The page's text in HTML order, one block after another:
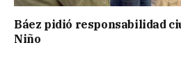
Báez pidió responsabilidad
Niño